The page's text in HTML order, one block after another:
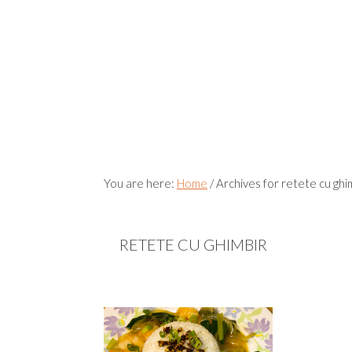
You are here: Home /Archives for retete cu
RETETE CU GHIMBIR